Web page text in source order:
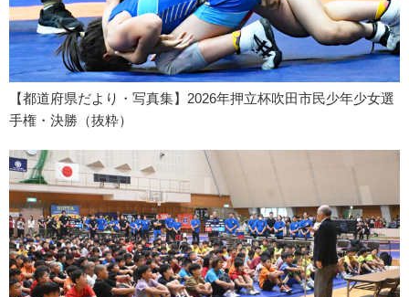
【都道府県だより・写真集】2026年押立杯吹田市民少年少女選
手権・決勝（抜粋）